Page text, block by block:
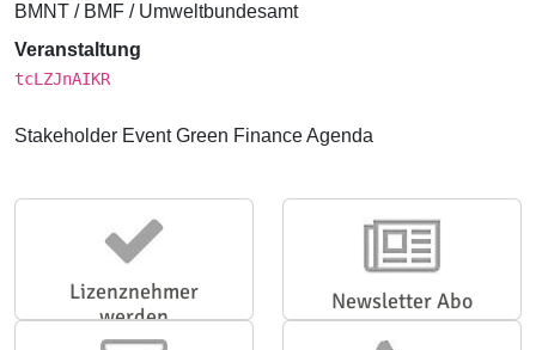
BMNT / BMF / Umweltbundesamt
Veranstaltung
tcLZJnAIKR
Stakeholder Event Green Finance Agenda
Lizenznehmer
werden
Newsletter Abo